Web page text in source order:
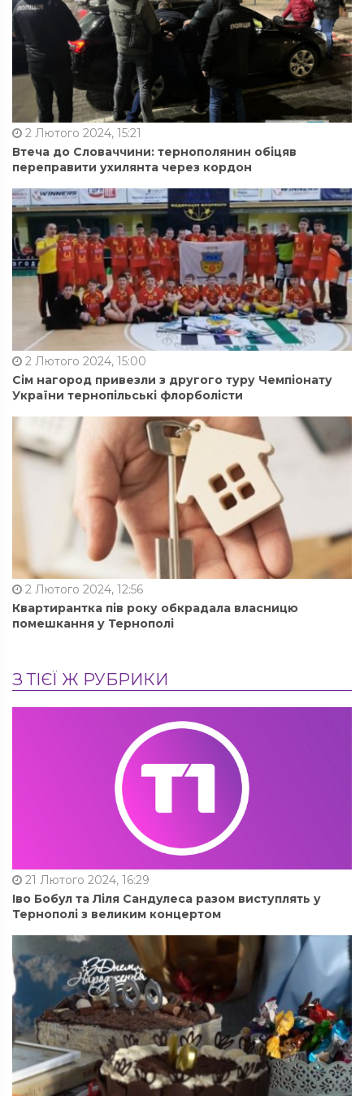
2 Лютого 2024, 15:21
Втеча до Словаччини: тернополянин обіцяв
переправити ухилянта через кордон
2 Лютого 2024, 15:00
Сім нагород привезли з другого туру Чемпіонату
України тернопільські флорболісти
2 Лютого 2024, 12:56
Квартирантка пів року обкрадала власницю
помешкання у Тернополі
З ТІЄЇ Ж РУБРИКИ
21 Лютого 2024, 16:29
Іво Бобул та Ліля Сандулеса разом виступлять у
Тернополі з великим концертом